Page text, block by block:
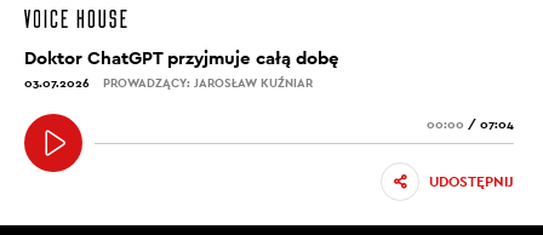
Doktor ChatGPT przyjmuje całą dobę
03.07.2026 PROWADZĄCY: JAROSŁAW KUŹNIAR
00:00 / 07:04
UDOSTĘPNIJ